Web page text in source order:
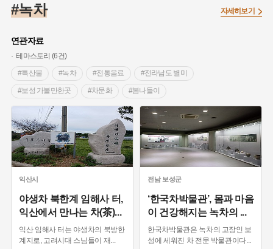
#녹차
연관자료
테마스토리 (6건)
#특산물
#녹차 #전통음료 #전라남도 별미
#보성 가볼만한곳 #차문화 #봄나들이
#봄축제 #인천 가볼만한곳 #국수 #칼국수
#하동 향토음식 #경상남도 별미 #녹차밭
#차나무 #야생차 #웅포 #수국정원
#다게 #북방한계지 #임해사
#산림문화체험관 #향토음식
#보성군
자세히보기
익산시
야생차 북한계 임해사 터,
익산에서 만나는 차(茶)...
익산 임해사 터는 야생차의 북방한
계지로, 고려시대 스님들이 재...
전남 보성군
‘한국차박물관’, 몸과 마음
이 건강해지는 녹차의 ...
한국차박물관은 녹차의 고장인 보
성에 세워진 차 전문 박물관이다...